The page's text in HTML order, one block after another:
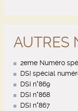
AUTRES
2eme Numéro
DSI spécial
DSI n°869
DSI n°868
DSI n°867